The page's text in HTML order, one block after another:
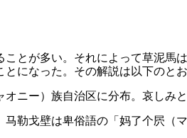
とが多い。それによって草泥馬
になった。その解説は以下のとお
ニー）族自治区に分布。哀しみ
马勒戈壁は卑俗語の「妈了个屄（